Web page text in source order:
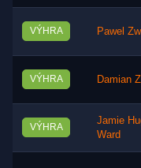
VÝHRA Pawel
VÝHRA Damian
VÝHRA
Jamie
Ward